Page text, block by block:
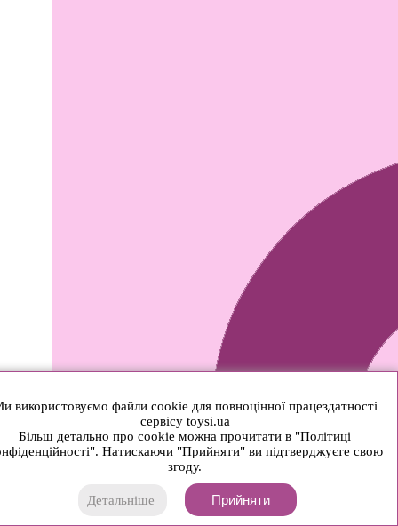
використовуємо файли cookie для повноцінної працездатності
сервісу toysi.ua
Більш детально про cookie можна прочитати в "Політиці
Натискаючи "Прийняти" ви підтверджуєте свою
згоду.
Детальніше Прийняти